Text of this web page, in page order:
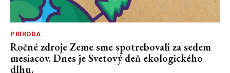
PRÍRODA
Ročné zdroje Zeme sme spotrebovali za sedem
mesiacov. Dnes je Svetový deň ekologického
dlhu.